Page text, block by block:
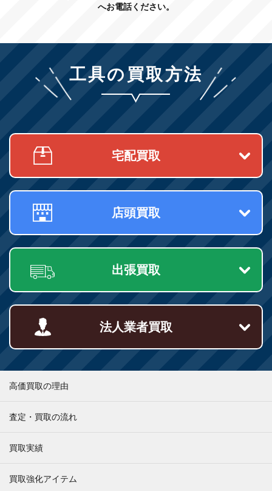
へお電話ください。
工具の買取方法
宅配買取
店頭買取
出張買取
法人業者買取
高価買取の理由
査定・買取の流れ
買取実績
買取強化アイテム